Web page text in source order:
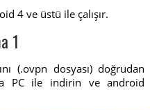
4 ve üstü ile çalışır.
1
(.ovpn dosyası) doğrudan
PC ile indirin ve android